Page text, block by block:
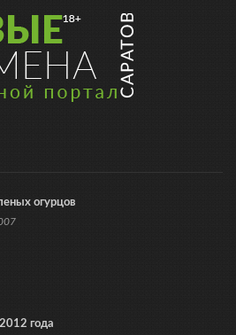
огурцов
года